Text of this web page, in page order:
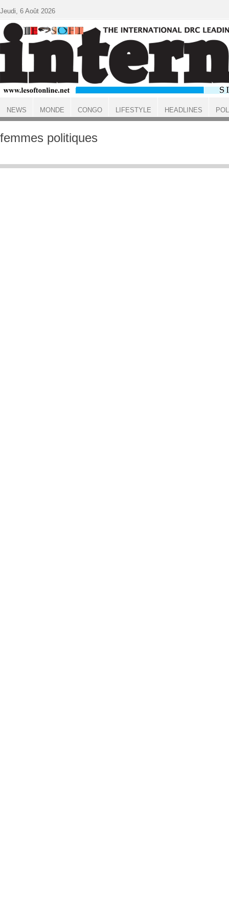
ACCUEIL
femmes politiques
Jeudi, 6 Août 2026
NEWS MONDE CONGO LIFESTYLE HEADLINES